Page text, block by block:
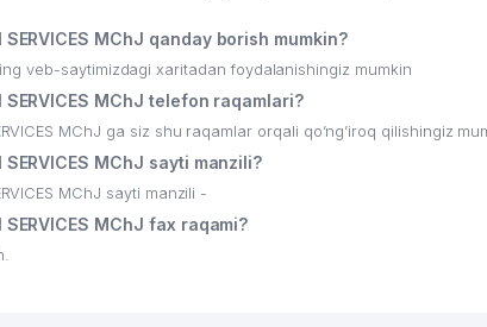
MChJ
SERVICES MChJ qanday borish mumkin?
veb-saytimizdagi xaritadan foydalanishingiz mumkin
SERVICES MChJ telefon raqamlari?
MChJ ga siz shu raqamlar orqali qo’ng’iroq qilishingiz
SERVICES MChJ sayti manzili?
MChJ sayti manzili -
SERVICES MChJ fax raqami?